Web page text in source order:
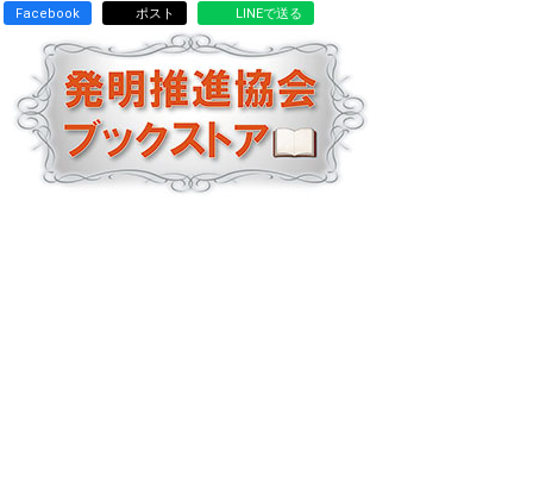
Facebook ポスト LINEで送る